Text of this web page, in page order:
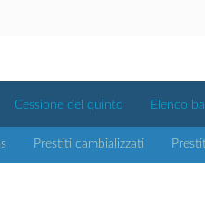
Cessione del quinto Elenco
Prestiti cambializzati